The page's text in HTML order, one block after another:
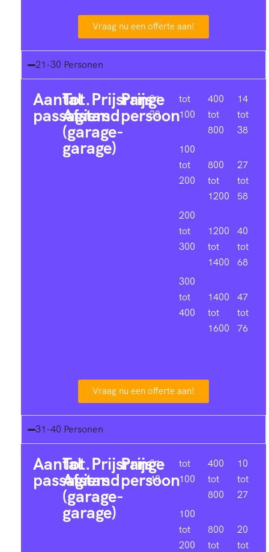
Vraag nu een offerte aan!
21-30 Personen
Aantal
passagiers
Tot.
Afstand
(garage-
garage)
Prijsrange
Prijs
persoon
21-
30
tot
100
100
tot
200
200
tot
300
300
tot
400
400
tot
800
800
tot
1200
1200
tot
1400
1400
tot
1600
14
tot
38
27
tot
58
40
tot
68
47
tot
76
Vraag nu een offerte aan!
31-40 Personen
Aantal
passagiers
Tot.
Afstand
(garage-
garage)
Prijsrange
Prijs
persoon
31-
40
tot
100
100
tot
200
400
tot
800
800
tot
10
tot
27
20
tot